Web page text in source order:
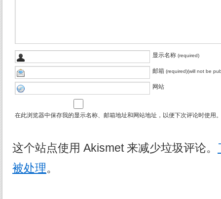
显示名称 (required)
邮箱 (required)(will not be
网站
在此浏览器中保存我的显示名称、邮箱地址和网站地址，以便下次评论时使用
这个站点使用 Akismet 来减少垃圾评论。
被处理。